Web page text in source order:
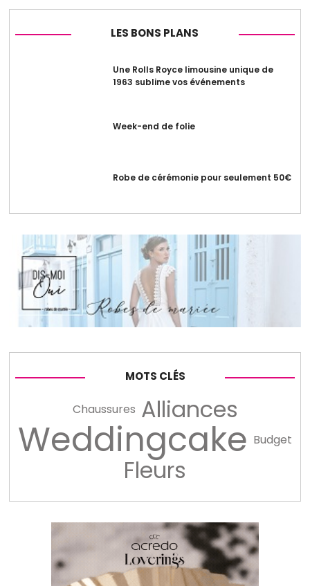
LES BONS PLANS
Une Rolls Royce limousine unique de
1963 sublime vos événements
Week-end de folie
Robe de cérémonie pour seulement 50€
MOTS CLÉS
Chaussures Alliances
Weddingcake Budget
Fleurs